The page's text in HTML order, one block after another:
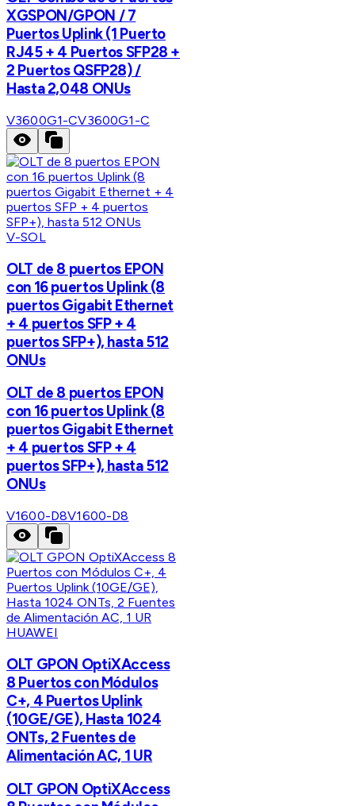
XGSPON/GPON / 7
Puertos Uplink (1 Puerto
RJ45 + 4 Puertos SFP28 +
2 Puertos QSFP28) /
Hasta 2,048 ONUs
V3600G1-CV3600G1-C
V-SOL
OLT de 8 puertos EPON
con 16 puertos Uplink (8
puertos Gigabit Ethernet
+ 4 puertos SFP + 4
puertos SFP+), hasta 512
ONUs
OLT de 8 puertos EPON
con 16 puertos Uplink (8
puertos Gigabit Ethernet
+ 4 puertos SFP + 4
puertos SFP+), hasta 512
ONUs
V1600-D8V1600-D8
HUAWEI
OLT GPON OptiXAccess
8 Puertos con Módulos
C+, 4 Puertos Uplink
(10GE/GE), Hasta 1024
ONTs, 2 Fuentes de
Alimentación AC, 1 UR
OLT GPON OptiXAccess